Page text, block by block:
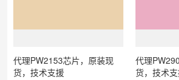
代理PW2153芯片，原装现
货，技术支援
代理
货，技术